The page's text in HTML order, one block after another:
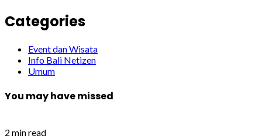
Categories
Event dan Wisata
Info Bali Netizen
Umum
You may have missed
2 min read